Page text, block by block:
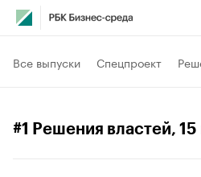
Все выпуски Спецпроект
#1 Решения властей,